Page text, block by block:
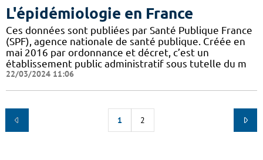
L'épidémiologie en France
Ces données sont publiées par Santé Publique France
(SPF), agence nationale de santé publique. Créée en
mai 2016 par ordonnance et décret, c’est un
établissement public administratif sous tutelle du m
22/03/2024 11:06
1 2